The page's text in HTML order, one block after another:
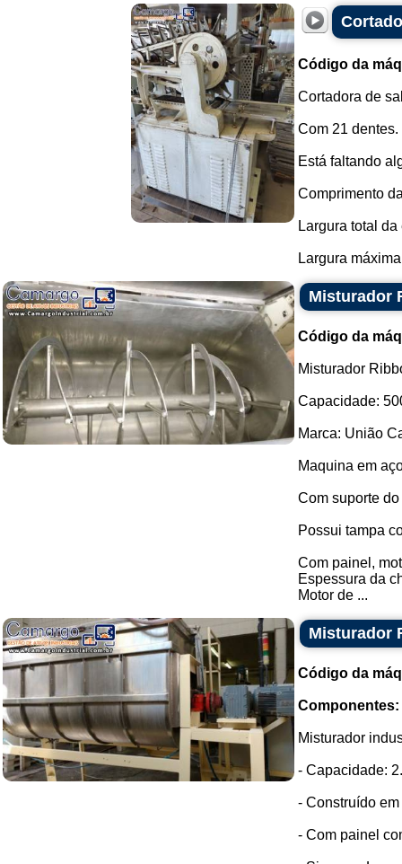
Código da
Cortadora de
Com 21 dentes.
Está faltando
Comprimento
Largura total
Largura
Misturador
Código da
Misturador
Capacidade:
Marca: União
Maquina em
Com suporte
Possui tampa
Com painel,
Espessura da
Motor de ...
Misturador
Código da
Componentes:
Misturador
- Capacidade:
- Construído
- Com painel